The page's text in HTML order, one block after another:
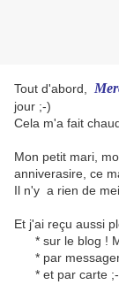
Tout d'abord,
jour ;-)
Cela m'a fait
Mon petit mari,
anniverasire, ce
Il n'y a rien de
Et j'ai reçu aussi
* sur le blog !
* par
* et par carte